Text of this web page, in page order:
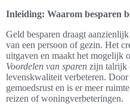
Inleiding: Waarom besparen
Geld besparen draagt
van een persoon of gezin. Het
uitgaven en maakt het mogelijk
Voordelen van sparen zijn talrijk
levenskwaliteit verbeteren.
gemoedsrust en is er meer
reizen of woningverbeteringen.